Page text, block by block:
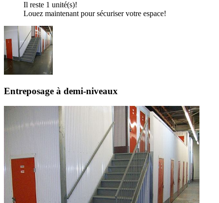
Il reste 1 unité(s)!
Louez maintenant pour sécuriser votre espace!
Entreposage à demi-niveaux